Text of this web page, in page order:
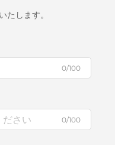
たします。
0/100
0/100